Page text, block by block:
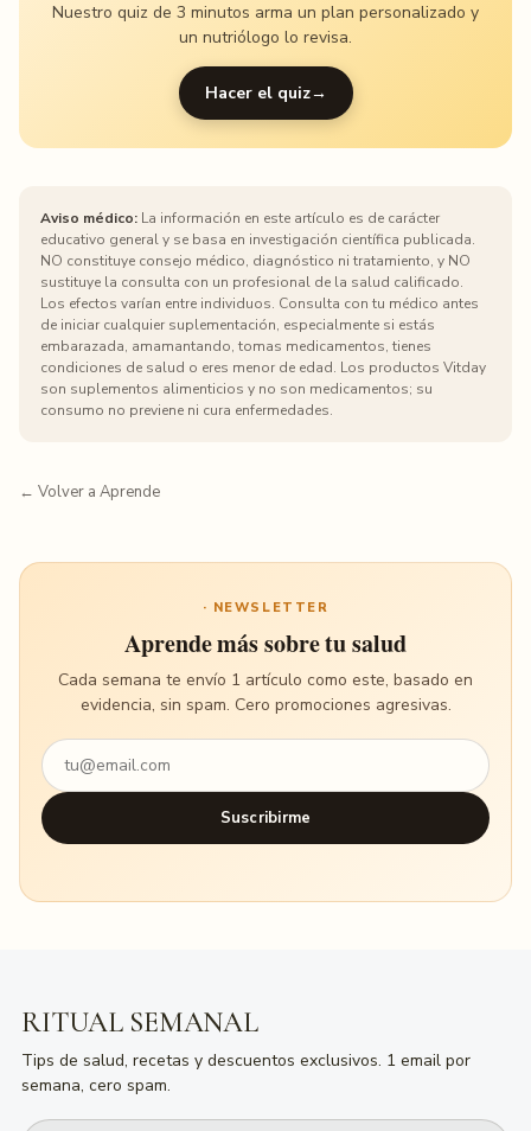
Nuestro quiz de 3 minutos arma un plan personalizado y
un nutriólogo lo revisa.
Hacer el quiz→
Aviso médico: La información en este artículo es de carácter
educativo general y se basa en investigación científica publicada.
NO constituye consejo médico, diagnóstico ni tratamiento, y NO
sustituye la consulta con un profesional de la salud calificado.
Los efectos varían entre individuos. Consulta con tu médico antes
de iniciar cualquier suplementación, especialmente si estás
embarazada, amamantando, tomas medicamentos, tienes
condiciones de salud o eres menor de edad. Los productos Vitday
son suplementos alimenticios y no son medicamentos; su
consumo no previene ni cura enfermedades.
← Volver a Aprende
· NEWSLETTER
Aprende más sobre tu salud
Cada semana te envío 1 artículo como este, basado en
evidencia, sin spam. Cero promociones agresivas.
Suscribirme
RITUAL SEMANAL
Tips de salud, recetas y descuentos exclusivos. 1 email por
semana, cero spam.